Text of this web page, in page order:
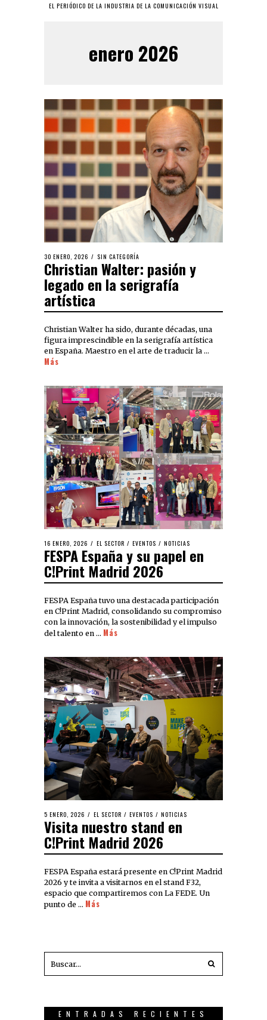
EL PERIÓDICO DE LA INDUSTRIA DE LA COMUNICACIÓN VISUAL
enero 2026
30 ENERO, 2026 SIN CATEGORÍA
Christian Walter: pasión y
legado en la serigrafía
artística
Christian Walter ha sido, durante décadas, una
figura imprescindible en la serigrafía artística
en España. Maestro en el arte de traducir la …
Más
16 ENERO, 2026 EL SECTOR / EVENTOS / NOTICIAS
FESPA España y su papel en
C!Print Madrid 2026
FESPA España tuvo una destacada participación
en C!Print Madrid, consolidando su compromiso
con la innovación, la sostenibilidad y el impulso
del talento en … Más
5 ENERO, 2026 EL SECTOR / EVENTOS / NOTICIAS
Visita nuestro stand en
C!Print Madrid 2026
FESPA España estará presente en C!Print Madrid
2026 y te invita a visitarnos en el stand F32,
espacio que compartiremos con La FEDE. Un
punto de … Más
ENTRADAS RECIENTES